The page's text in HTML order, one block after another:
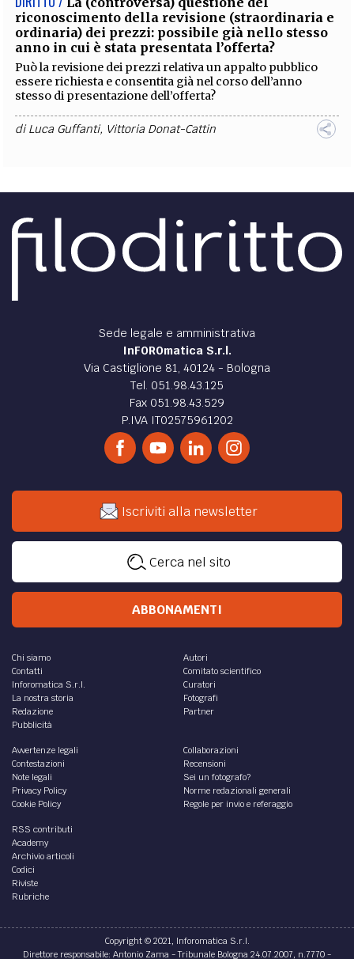
riconoscimento della revisione (straordinaria e
ordinaria) dei prezzi: possibile già nello stesso
anno in cui è stata presentata l’offerta?
Può la revisione dei prezzi relativa un appalto pubblico
essere richiesta e consentita già nel corso dell’anno
stesso di presentazione dell’offerta?
diLuca Guffanti, Vittoria Donat-Cattin
Sede legale e amministrativa
InFOROmatica S.r.l.
Via Castiglione 81, 40124 - Bologna
Tel. 051.98.43.125
Fax 051.98.43.529
P.IVA IT02575961202
Iscriviti alla newsletter
Cerca nel sito
ABBONAMENTI
Chi siamo
Contatti
Inforomatica S.r.l.
La nostra storia
Redazione
Pubblicità
Autori
Comitato scientifico
Curatori
Fotografi
Partner
Avvertenze legali
Contestazioni
Note legali
Privacy Policy
Cookie Policy
Collaborazioni
Recensioni
Sei un fotografo?
Norme redazionali generali
Regole per invio e referaggio
RSS contributi
Academy
Archivio articoli
Codici
Riviste
Rubriche
Copyright © 2021, Inforomatica S.r.l.
Direttore responsabile: Antonio Zama - Tribunale Bologna 24.07.2007, n.7770 -